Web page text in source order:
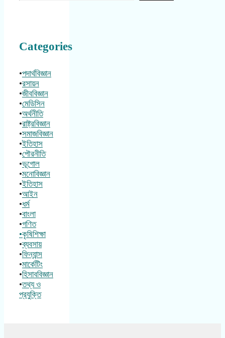
Categories
•পদার্থবিজ্ঞান
•রসায়ন
•জীববিজ্ঞান
•মেডিসিন
•অর্থনীতি
•রাষ্ট্রবিজ্ঞান
•সমাজবিজ্ঞান
•ইতিহাস
•পৌরনীতি
•ভূগোল
•মনোবিজ্ঞান
•ইতিহাস
•আইন
•ধর্ম
•বাংলা
•গণিত
•কৃষিশিক্ষা
•ব্যবসায়
•ফিন্যান্স
•মার্কেটিং
•হিসাববিজ্ঞান
•তথ্য ও
প্রযুক্তি